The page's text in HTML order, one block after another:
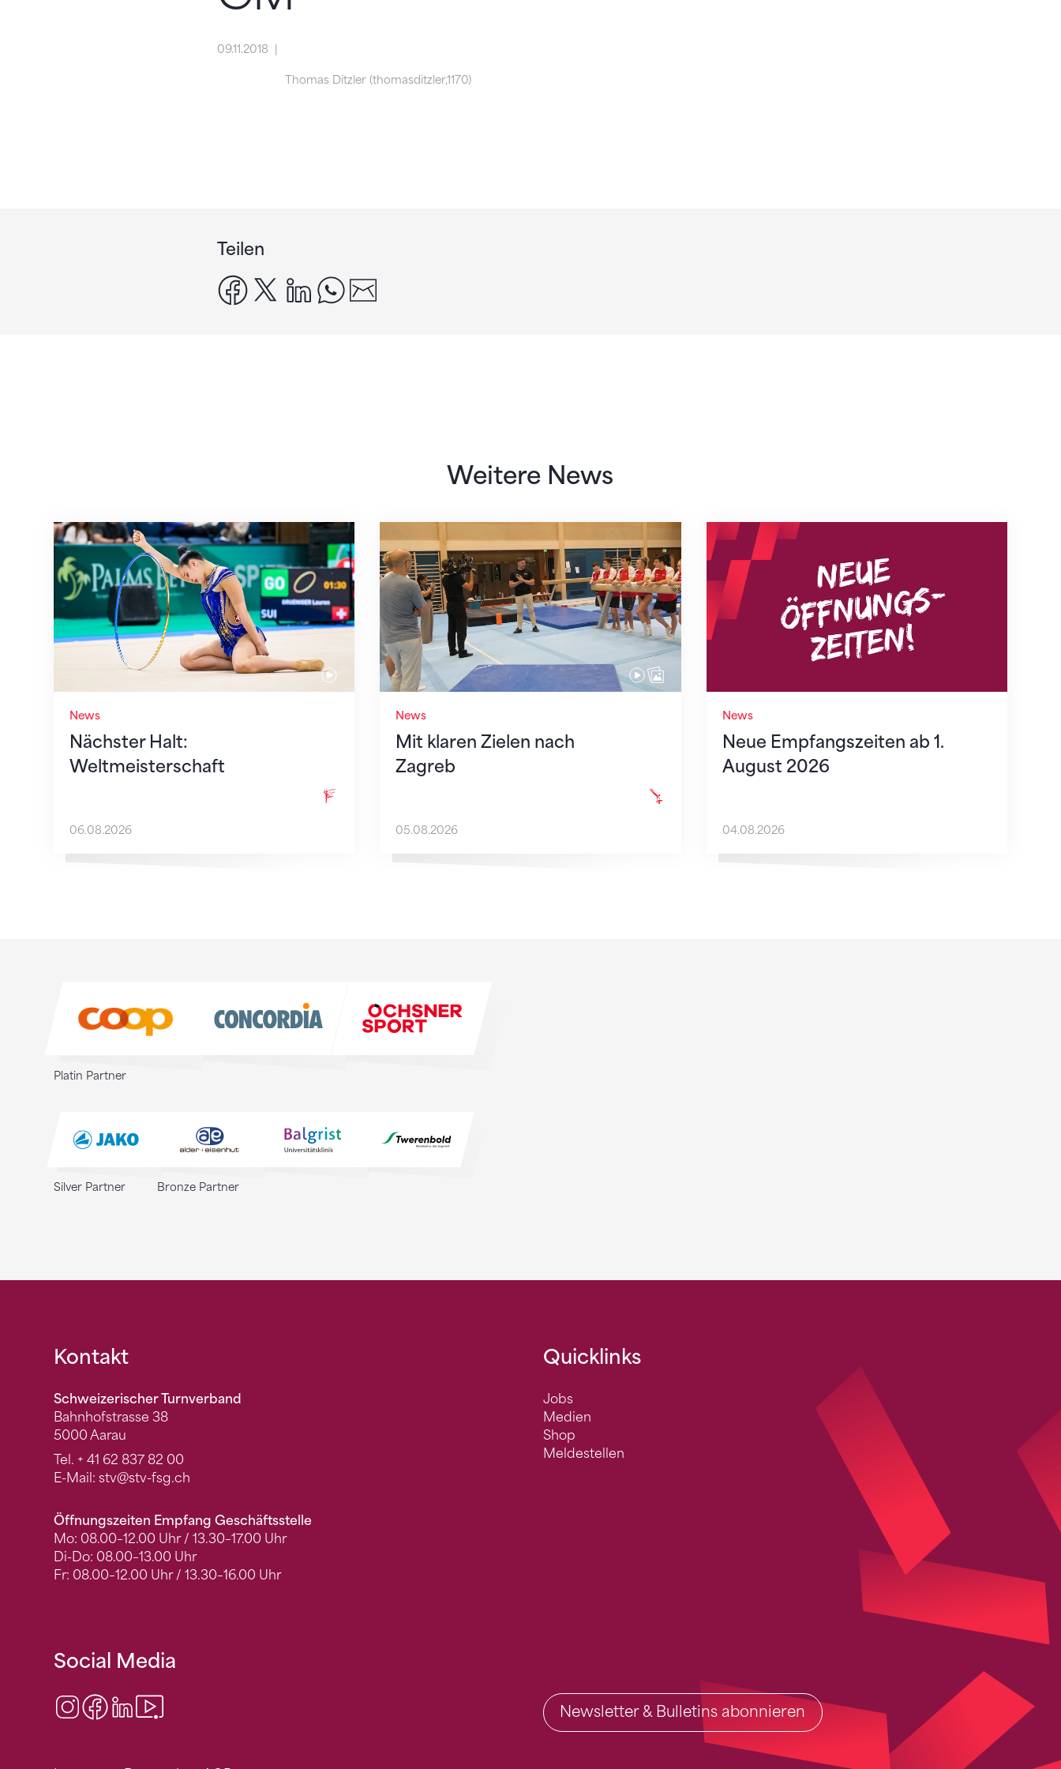
09.11.2018
Thomas Ditzler (thomasditzler,1170)
Teilen
facebook
x linkedinwhatsapp
Weitere News
News
Nächster Halt:
Weltmeisterschaft
Nächster Halt: Weltmeisterschaft
06.08.2026
News
Mit klaren Zielen nach
Zagreb
Mit klaren Zielen nach Zagreb
05.08.2026
News
Neue Empfangszeiten ab 1.
August 2026
Neue Empfangszeiten ab 1. August 2026
04.08.2026
Platin Partner
Silver Partner Bronze Partner
Fusszeile
Kontakt
Schweizerischer Turnverband
Bahnhofstrasse 38
5000 Aarau
Tel. + 41 62 837 82 00
E-Mail: stv@stv-fsg.ch
Öffnungszeiten Empfang Geschäftsstelle
Mo: 08.00–12.00 Uhr / 13.30–17.00 Uhr
Di-Do: 08.00–13.00 Uhr
Fr: 08.00–12.00 Uhr / 13.30–16.00 Uhr
Quicklinks
Jobs
Medien
Shop
Meldestellen
Social Media
Instagram
Facebook
LinkedIn Newsletter & Bulletins abonnieren